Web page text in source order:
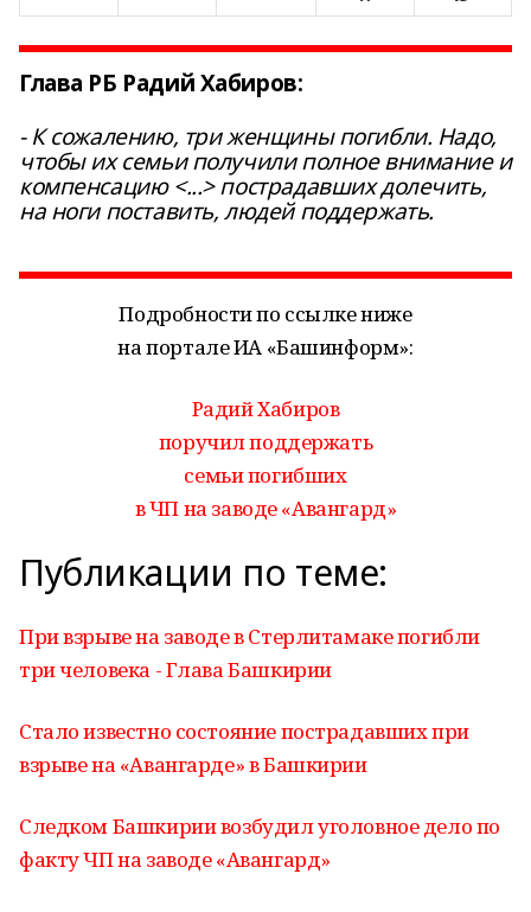
Глава РБ Радий Хабиров:
- К сожалению, три женщины погибли. Надо,
чтобы их семьи получили полное внимание и
компенсацию <...> пострадавших долечить,
на ноги поставить, людей поддержать.
Подробности по ссылке ниже
на портале ИА «Башинформ»:
Радий Хабиров
поручил поддержать
семьи погибших
в ЧП на заводе «Авангард»
Публикации по теме:
При взрыве на заводе в Стерлитамаке погибли
три человека - Глава Башкирии
Стало известно состояние пострадавших при
взрыве на «Авангарде» в Башкирии
Следком Башкирии возбудил уголовное дело по
факту ЧП на заводе «Авангард»